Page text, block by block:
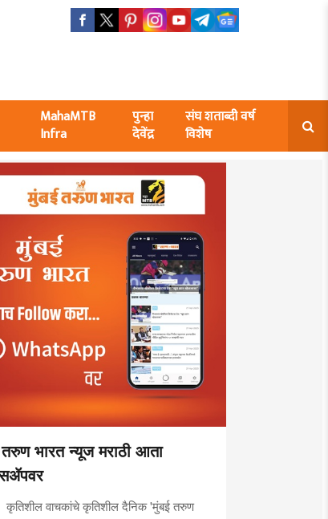
MahaMTB
Infra
पुन्हा
देवेंद्र
संघ शताब्दी वर्ष
विशेष
भारत न्यूज मराठी आता
कृतिशील वाचकांचे कृतिशील दैनिक 'मुंबई तरुण